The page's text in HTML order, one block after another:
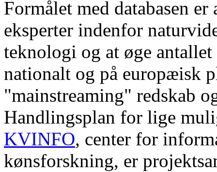
Formålet med databasen
eksperter indenfor
teknologi og at øge
nationalt og på europæisk
"mainstreaming" redskab
Handlingsplan for lige
KVINFO, center for
kønsforskning, er